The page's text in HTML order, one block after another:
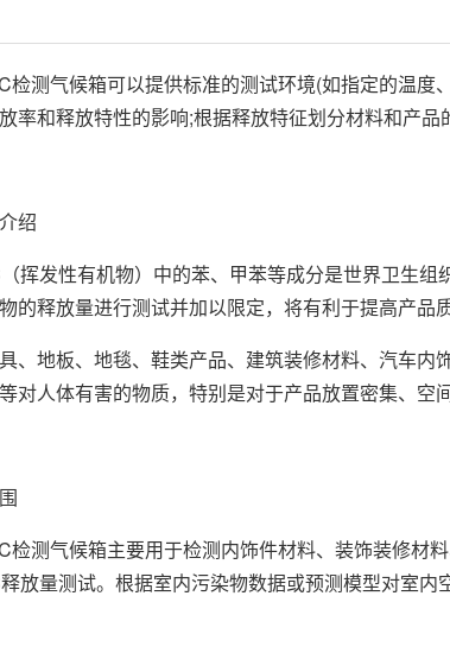
检测气候箱可以提供标准的测试环境(如指定的温
率和释放特性的影响;根据释放特征划分材料和产
绍
挥发性有机物）中的苯、甲苯等成分是世界卫生
的释放量进行测试并加以限定，将有利于提高产品
、地板、地毯、鞋类产品、建筑装修材料、汽车
对人体有害的物质，特别是对于产品放置密集、空
检测气候箱主要用于检测内饰件材料、装饰装修材
放量测试。根据室内污染物数据或预测模型对室内